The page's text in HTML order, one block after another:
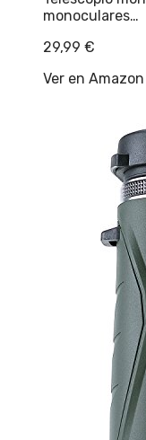
monoculares…
29,99 €
Ver en Amazon